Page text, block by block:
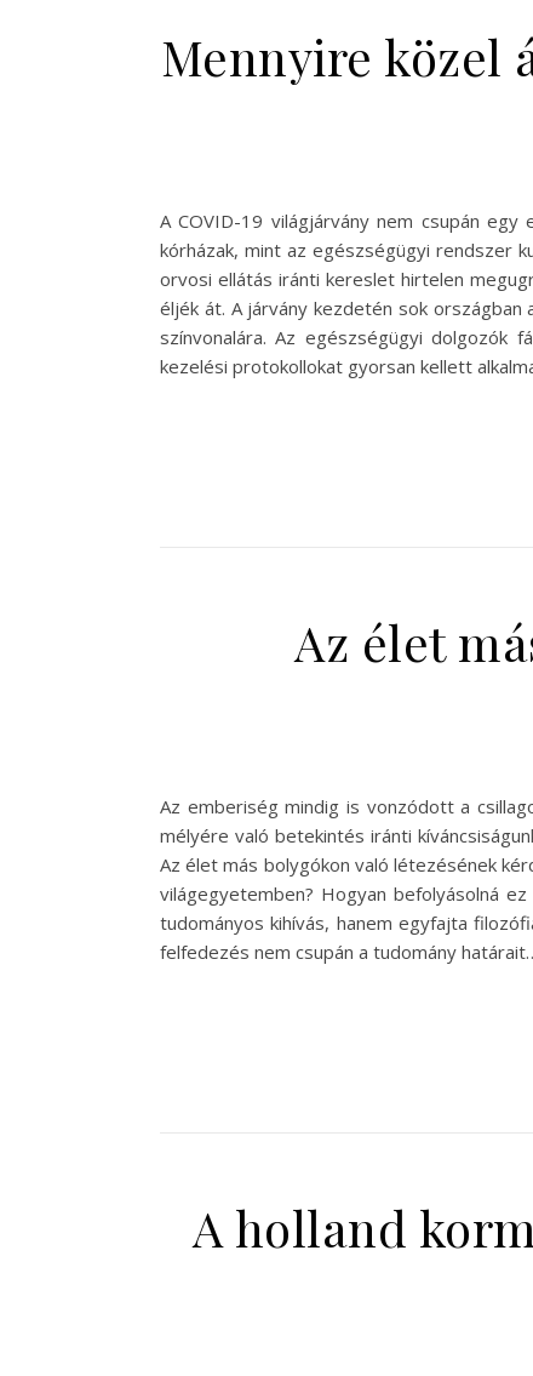
Mennyire közel
A COVID-19 világjárvány nem csupán
kórházak, mint az egészségügyi rendszer
orvosi ellátás iránti kereslet hirtelen
éljék át. A járvány kezdetén sok
színvonalára. Az egészségügyi dolgozók
kezelési protokollokat gyorsan kellett
Az élet
Az emberiség mindig is vonzódott a
mélyére való betekintés iránti
Az élet más bolygókon való létezésének
világegyetemben? Hogyan befolyásolná
tudományos kihívás, hanem egyfajta
felfedezés nem csupán a tudomány
A holland